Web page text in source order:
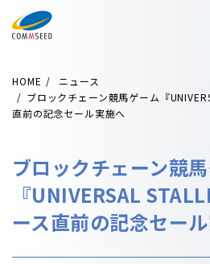
HOME
ニュース
ブロックチェーン競馬ゲーム『
直前の記念セール実施へ
ブロックチェーン競
『UNIVERSAL
ース直前の記念セー